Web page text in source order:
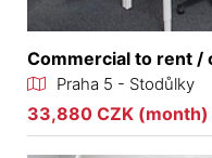
Commercial to rent /
Praha 5 - Stodůlky
33,880 CZK (month)